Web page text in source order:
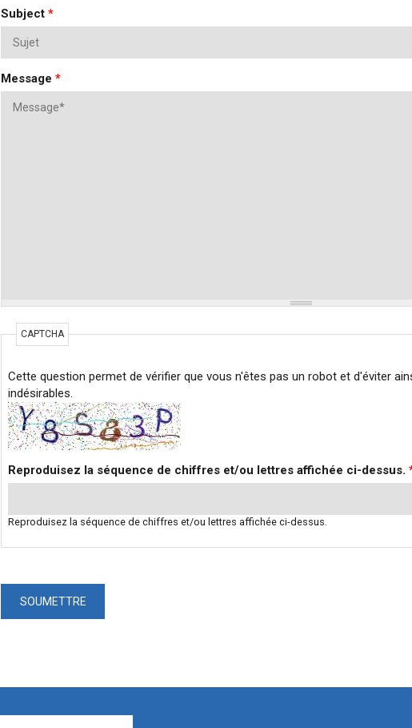
Subject *
Message *
CAPTCHA
Cette question permet de vérifier que vous n'êtes pas un robot et d'éviter
indésirables.
Reproduisez la séquence de chiffres et/ou lettres affichée ci-dessus.
Reproduisez la séquence de chiffres et/ou lettres affichée ci-dessus.